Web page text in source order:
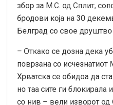
збор за М.С. од Сплит,
бродови која на 30
Белград со свое друштво
– Откако се дозна дека
поврзана со исчезнатиот
Хрватска се обидоа да
но таа сите ги блокирала
со нив – вели изворот од